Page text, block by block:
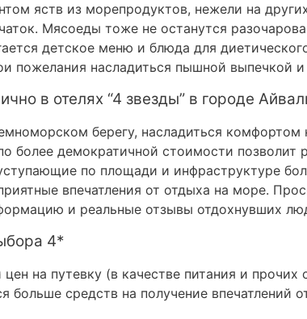
яств из морепродуктов, нежели на
Мясоеды тоже не останутся
детское меню и блюда для
пожелания насладиться пышной выпечкой
в отелях “4 звезды” в городе
берегу, насладиться
более демократичной стоимости
по площади и инфраструктуре
впечатления от отдыха на море.
и реальные отзывы отдохнувших
4*
на путевку (в качестве питания и
больше средств на получение